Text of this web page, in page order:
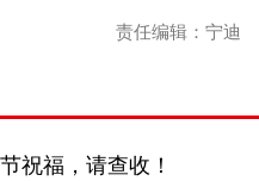
责任编辑：宁迪
祝福，请查收！